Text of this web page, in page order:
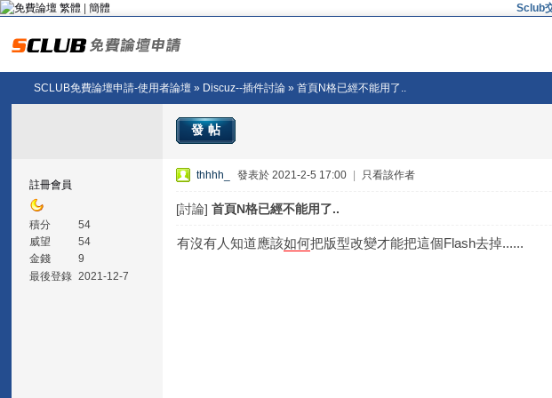
繁體 簡體 Sclub
SCLUB免費論壇申請-使用者論壇 » Discuz--插件討論 » 首頁N格已經不能用了..
發帖
註冊會員
積分
54
威望
54
金錢
9
最後登錄 2021-12-7
thhhh_ 發表於 2021-2-5 17:00 只看該作者
[討論] 首頁N格已經不能用了..
有沒有人知道應該如何把版型改變才能把這個Flash去掉......